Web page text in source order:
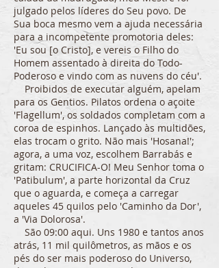
julgado pelos líderes do Seu povo. De
Sua boca mesmo vem a ajuda necessária
para a incompetente promotoria deles:
'Eu sou [o Cristo], e vereis o Filho do
Homem assentado à direita do Todo-
Poderoso e vindo com as nuvens do céu'.
Proibidos de executar alguém, apelam
para os Gentios. Pilatos ordena o açoite
'Flagellum', os soldados completam com a
coroa de espinhos. Lançado às multidões,
elas trocam o grito. Não mais 'Hosana!';
agora, a uma voz, escolhem Barrabás e
gritam: CRUCIFICA-O! Meu Senhor toma o
'Patibulum', a parte horizontal da Cruz
que o aguarda, e começa a carregar
aqueles 45 quilos pelo 'Caminho da Dor',
a 'Via Dolorosa'.
São 09:00 aqui. Uns 1980 e tantos anos
atrás, 11 mil quilômetros, as mãos e os
pés do ser mais poderoso do Universo,